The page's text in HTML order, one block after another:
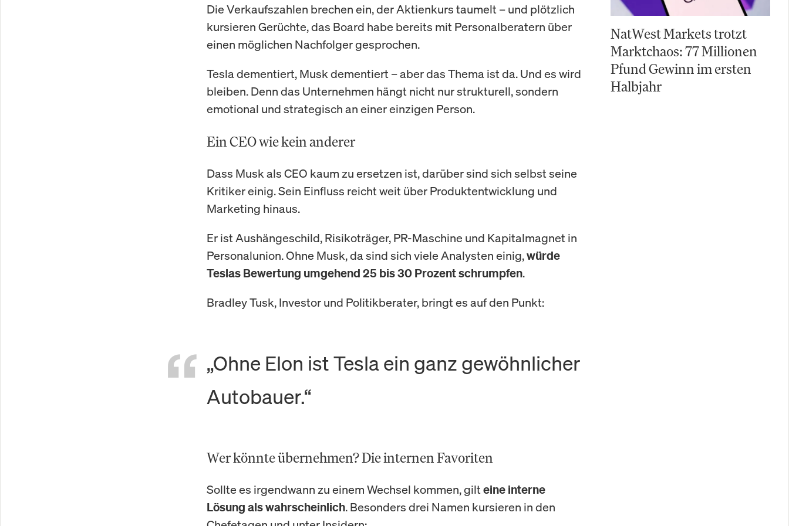
Die Verkaufszahlen brechen ein, der Aktienkurs taumelt – und plötzlich
kursieren Gerüchte, das Board habe bereits mit Personalberatern über
einen möglichen Nachfolger gesprochen.
Tesla dementiert, Musk dementiert – aber das Thema ist da. Und es wird
bleiben. Denn das Unternehmen hängt nicht nur strukturell, sondern
emotional und strategisch an einer einzigen Person.
Ein CEO wie kein anderer
Dass Musk als CEO kaum zu ersetzen ist, darüber sind sich selbst seine
Kritiker einig. Sein Einfluss reicht weit über Produktentwicklung und
Marketing hinaus.
Er ist Aushängeschild, Risikoträger, PR-Maschine und Kapitalmagnet in
Personalunion. Ohne Musk, da sind sich viele Analysten einig,würde
Teslas Bewertung umgehend 25 bis 30 Prozent schrumpfen.
Bradley Tusk, Investor und Politikberater, bringt es auf den Punkt:
„Ohne Elon ist Tesla ein ganz gewöhnlicher
Autobauer.“
Wer könnte übernehmen? Die internen Favoriten
Sollte es irgendwann zu einem Wechsel kommen, gilteine interne
Lösung als wahrscheinlich. Besonders drei Namen kursieren in den
NatWest Markets trotzt
Marktchaos: 77 Millionen
Pfund Gewinn im ersten
Halbjahr